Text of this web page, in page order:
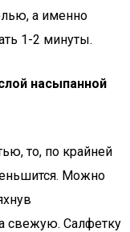
а именно
1-2 минуты.
насыпанной
то, по крайней
Можно
свежую. Салфетку